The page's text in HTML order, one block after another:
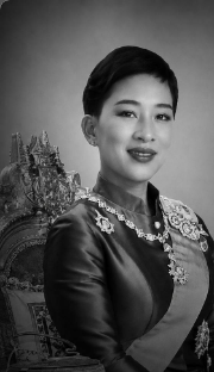
移至主內容
🌐 中文，傳統
FAQs 學校行事曆
招生資訊
學校行事曆